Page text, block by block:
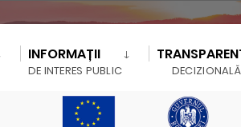
INFORMAȚII
DE INTERES PUBLIC DECIZIONALĂ